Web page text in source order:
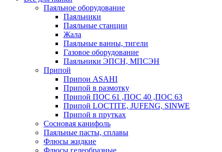
Паяльное оборудование
Паяльники
Паяльные станции
Жала
Паяльные ванны, тигели
Газовое оборудование
Паяльники ЭПСН, МПСЭН
Припой
Припои ASAHI
Припой в размотку
Припой ПОС 61 ,ПОС 40 ,ПОС 63
Припой LOCTITE, JUFENG, SINWE
Припой в прутках
Сосновая канифоль
Паяльные пасты, сплавы
Флюсы жидкие
Флюсы гелеобразные